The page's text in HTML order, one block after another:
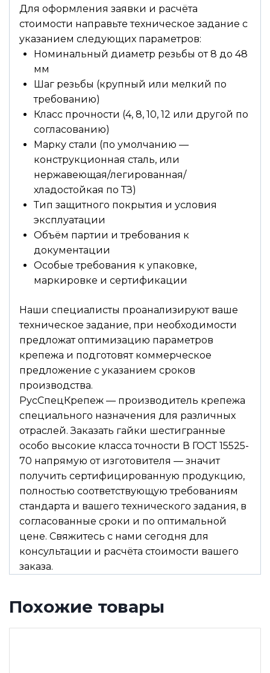
Для оформления заявки и расчёта
стоимости направьте техническое задание с
указанием следующих параметров:
Номинальный диаметр резьбы от 8 до 48
мм
Шаг резьбы (крупный или мелкий по
требованию)
Класс прочности (4, 8, 10, 12 или другой по
согласованию)
Марку стали (по умолчанию —
конструкционная сталь, или
нержавеющая/легированная/
хладостойкая по ТЗ)
Тип защитного покрытия и условия
эксплуатации
Объём партии и требования к
документации
Особые требования к упаковке,
маркировке и сертификации
Наши специалисты проанализируют ваше
техническое задание, при необходимости
предложат оптимизацию параметров
крепежа и подготовят коммерческое
предложение с указанием сроков
производства.
РусСпецКрепеж — производитель крепежа
специального назначения для различных
отраслей. Заказать гайки шестигранные
особо высокие класса точности В ГОСТ 15525-
70 напрямую от изготовителя — значит
получить сертифицированную продукцию,
полностью соответствующую требованиям
стандарта и вашего технического задания, в
согласованные сроки и по оптимальной
цене. Свяжитесь с нами сегодня для
консультации и расчёта стоимости вашего
заказа.
Похожие товары